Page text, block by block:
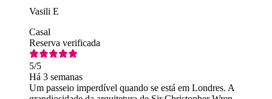
Vasili E
Casal
Reserva verificada
5/5
Há 3 semanas
Um passeio imperdível quando se está em Londres. A